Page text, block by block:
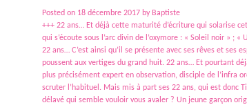
Posted on 18 décembre 2017 by Baptiste
+++ 22 ans… Et déjà cette maturité d’écriture qui solarise
qui s’écoute sous l’arc divin de l’oxymore : « Soleil noir » ;
22 ans… C’est ainsi qu’il se présente avec ses rêves et ses
poussent aux vertiges du grand huit. 22 ans… Et pourtant
plus précisément expert en observation, disciple de l’infra
scruter l’habituel. Mais mis à part ses 22 ans, qui est donc
délavé qui semble vouloir vous avaler ? Un jeune garçon